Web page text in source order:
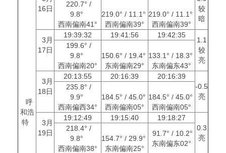
呼
和浩
特
16日
较
暗
220.7° /
9.8°
西南偏南41°
219.0° / 11.1°
西南偏南39°
219.0° / 11.1°
西南偏南39°
3月
17日
19:39:32 19:41:56 19:42:35
1.1
较
亮
199.6° /
9.8°
西南偏南20°
150.6° / 19.4°
东南偏南29°
133.1° / 18.3°
东南偏东43°
3月
18日
20:13:55 20:16:39
20:16:39
-0.5
亮
235.8° /
9.9°
西南偏西34°
184.5° / 45.0°
西南偏南05°
184.5° / 45.0°
西南偏南05°
3月
19日
19:12:49 19:15:40
19:18:27
0.3
亮
218.4° /
9.8°
西南偏南38°
154.7° / 29.9°
东南偏南25°
91.7° / 10.2°
东南偏东02°